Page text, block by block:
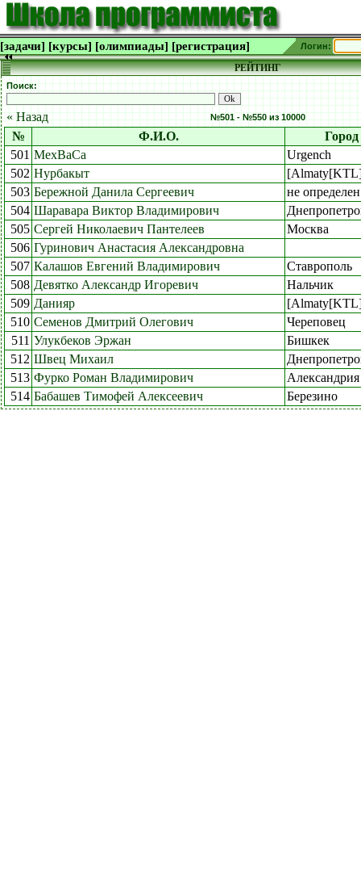
[задачи] [курсы] [олимпиады] [регистрация] Логин:
РЕЙТИНГ
Поиск:
« Назад №501 - №550 из 10000
№ Ф.И.О.
Город
501 МехВаСа
Urgench
502 Нурбакыт
503 Бережной Данила Сергеевич
не определен
504 Шаравара Виктор Владимирович
505 Сергей Николаевич Пантелеев
Москва
506 Гуринович Анастасия Александровна
507 Калашов Евгений Владимирович
Ставрополь
508 Девятко Александр Игоревич
Нальчик
509 Данияр
510 Семенов Дмитрий Олегович
Череповец
511 Улукбеков Эржан
Бишкек
512 Швец Михаил
513 Фурко Роман Владимирович
Александрия
514 Бабашев Тимофей Алексеевич Березино